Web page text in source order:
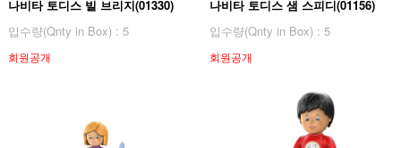
나비타 토디스 빌 브리지(01330)
입수량(Qnty in Box) : 5
회원공개
나비타 토디스 샘 스피디(01156)
입수량(Qnty in Box) : 5
회원공개